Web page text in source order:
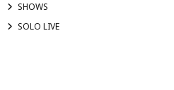
SHOWS
SOLO LIVE